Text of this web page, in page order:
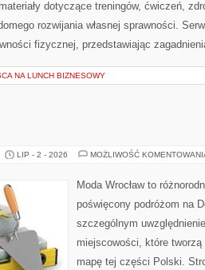
dotyczące treningów, ćwiczeń,
rozwijania własnej sprawności.
fizycznej, przedstawiając
NA LUNCH BIZNESOWY
LIP - 2 - 2026 MOŻLIWOŚĆ
Moda Wrocław to
poświęcony podróżom na
szczególnym
miejscowości, które
mapę tej części Polski.